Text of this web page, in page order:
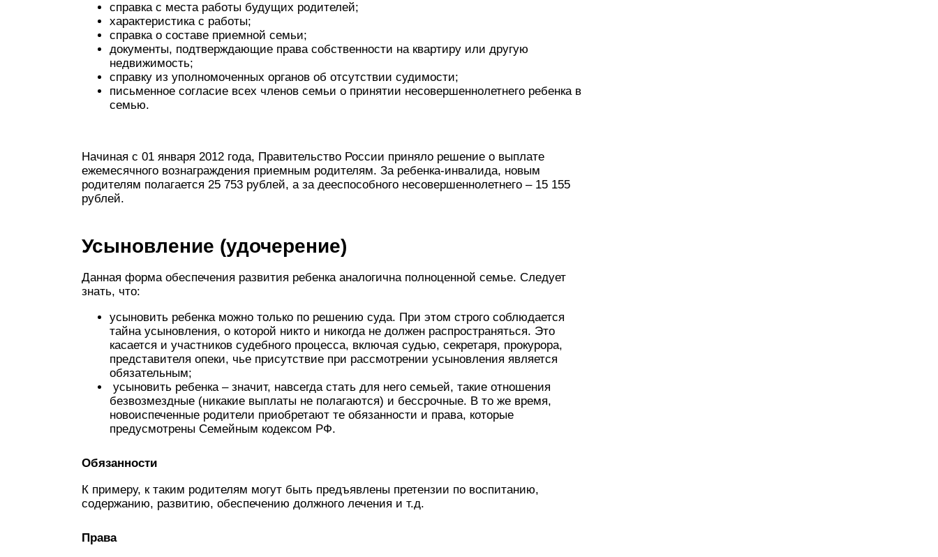
справка с места работы будущих родителей;
характеристика с работы;
справка о составе приемной семьи;
документы, подтверждающие права собственности на квартиру или другую
недвижимость;
справку из уполномоченных органов об отсутствии судимости;
письменное согласие всех членов семьи о принятии несовершеннолетнего ребенка в
семью.
Начиная с 01 января 2012 года, Правительство России приняло решение о выплате
ежемесячного вознаграждения приемным родителям. За ребенка-инвалида, новым
родителям полагается 25 753 рублей, а за дееспособного несовершеннолетнего – 15 155
рублей.
Усыновление (удочерение)
Данная форма обеспечения развития ребенка аналогична полноценной семье. Следует
знать, что:
усыновить ребенка можно только по решению суда. При этом строго соблюдается
тайна усыновления, о которой никто и никогда не должен распространяться. Это
касается и участников судебного процесса, включая судью, секретаря, прокурора,
представителя опеки, чье присутствие при рассмотрении усыновления является
обязательным;
усыновить ребенка – значит, навсегда стать для него семьей, такие отношения
безвозмездные (никакие выплаты не полагаются) и бессрочные. В то же время,
новоиспеченные родители приобретают те обязанности и права, которые
предусмотрены Семейным кодексом РФ.
Обязанности
К примеру, к таким родителям могут быть предъявлены претензии по воспитанию,
содержанию, развитию, обеспечению должного лечения и т.д.
Права